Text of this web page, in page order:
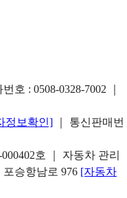
번호 : 0508-0328-7002
정보확인]
｜ 통신판매번
호 ｜ 자동차 관리
승항남로 976 [자동차